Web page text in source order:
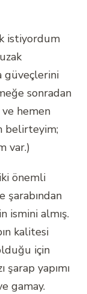
istiyordum
güveçlerini
sonradan
hemen
belirteyim;
var.)
önemli
şarabından
ismini almış.
kalitesi
için
şarap yapımı
gamay.